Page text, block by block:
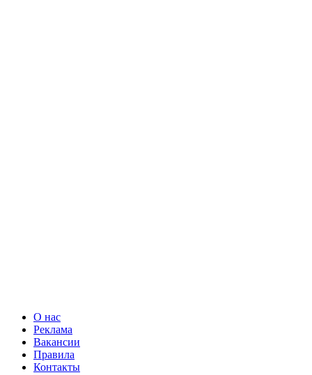
О нас
Реклама
Вакансии
Правила
Контакты